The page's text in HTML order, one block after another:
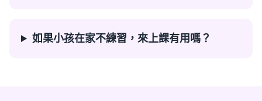
如果小孩在家不練習，來上課有用嗎？